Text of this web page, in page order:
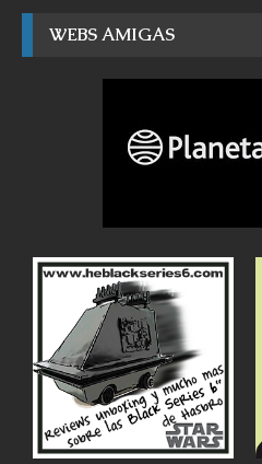
WEBS AMIGAS